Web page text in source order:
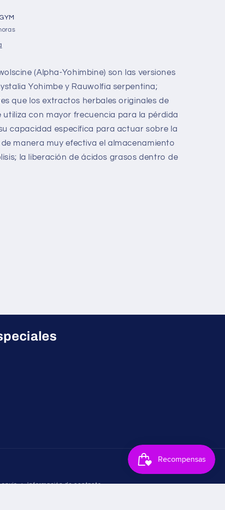
(Alpha-Yohimbine) son las versiones
Yohimbe y Rauwolfia serpentina;
que los extractos herbales originales de
utiliza con mayor frecuencia para la pérdida
capacidad específica para actuar sobre la
manera muy efectiva el almacenamiento
la liberación de ácidos grasos dentro de
envío Información de contacto